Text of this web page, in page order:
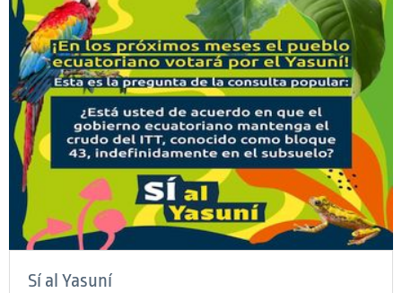
Sí al Yasuní